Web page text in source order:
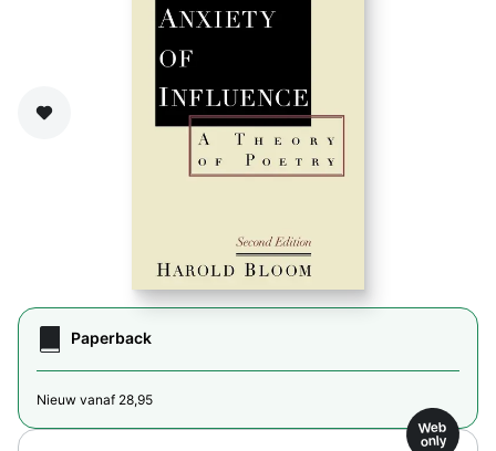
Zet op verlanglijst
Paperback
Nieuw vanaf 28,95
Web
only